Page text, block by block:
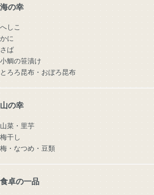
海の幸
へしこ
かに
さば
小鯛の笹漬け
とろろ昆布・おぼろ昆布
山の幸
山菜・里芋
梅干し
梅・なつめ・豆類
食卓の一品